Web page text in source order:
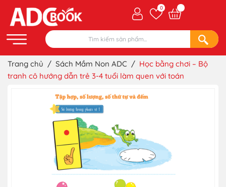
0
Trang chủ / Sách Mầm Non ADC / Học bằng chơi – Bộ
tranh cô hướng dẫn trẻ 3-4 tuổi làm quen với toán